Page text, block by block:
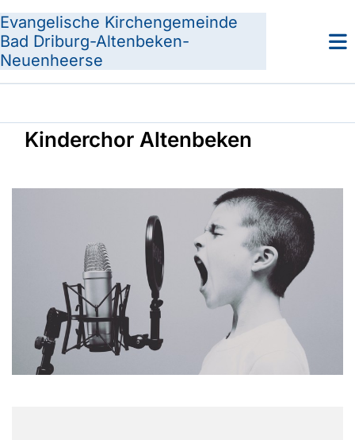
Evangelische Kirchengemeinde
Bad Driburg-Altenbeken-
Neuenheerse
Kinderchor Altenbeken